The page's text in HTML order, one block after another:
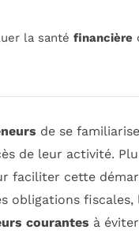
la santé financière
de se
de leur activité.
faciliter cette
obligations fiscales,
courantes à